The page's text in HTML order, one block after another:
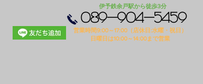
089-904-5459
​伊予鉄余戸駅から徒歩3分
​営業時間9:00～17:00（店休日:水曜・祝日）
​日曜日は10:00～14:00まで営業